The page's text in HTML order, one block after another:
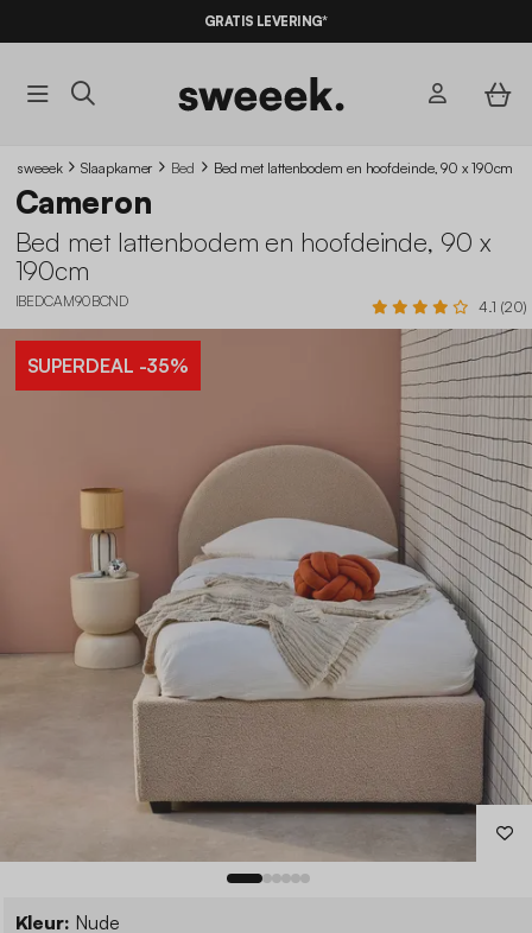
GRATIS LEVERING*
sweeek Slaapkamer Bed Bed met lattenbodem en hoofdeinde, 90 x 190cm
Cameron
Bed met lattenbodem en hoofdeinde, 90 x
190cm
IBEDCAM90BCND 4.1 (20)
SUPERDEAL -35%
Kleur: Nude